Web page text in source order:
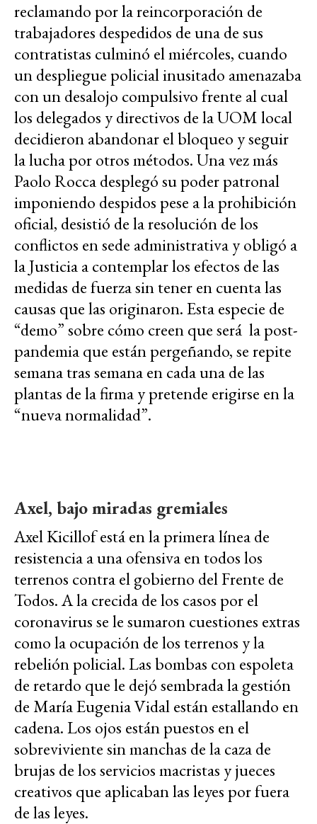
reclamando por la reincorporación de
trabajadores despedidos de una de sus
contratistas culminó el miércoles, cuando
un despliegue policial inusitado amenazaba
con un desalojo compulsivo frente al cual
los delegados y directivos de la UOM local
decidieron abandonar el bloqueo y seguir
la lucha por otros métodos. Una vez más
Paolo Rocca desplegó su poder patronal
imponiendo despidos pese a la prohibición
oficial, desistió de la resolución de los
conflictos en sede administrativa y obligó a
la Justicia a contemplar los efectos de las
medidas de fuerza sin tener en cuenta las
causas que las originaron. Esta especie de
“demo” sobre cómo creen que será la post-
pandemia que están pergeñando, se repite
semana tras semana en cada una de las
plantas de la firma y pretende erigirse en la
“nueva normalidad”.
Axel, bajo miradas gremiales
Axel Kicillof está en la primera línea de
resistencia a una ofensiva en todos los
terrenos contra el gobierno del Frente de
Todos. A la crecida de los casos por el
coronavirus se le sumaron cuestiones extras
como la ocupación de los terrenos y la
rebelión policial. Las bombas con espoleta
de retardo que le dejó sembrada la gestión
de María Eugenia Vidal están estallando en
cadena. Los ojos están puestos en el
sobreviviente sin manchas de la caza de
brujas de los servicios macristas y jueces
creativos que aplicaban las leyes por fuera
de las leyes.